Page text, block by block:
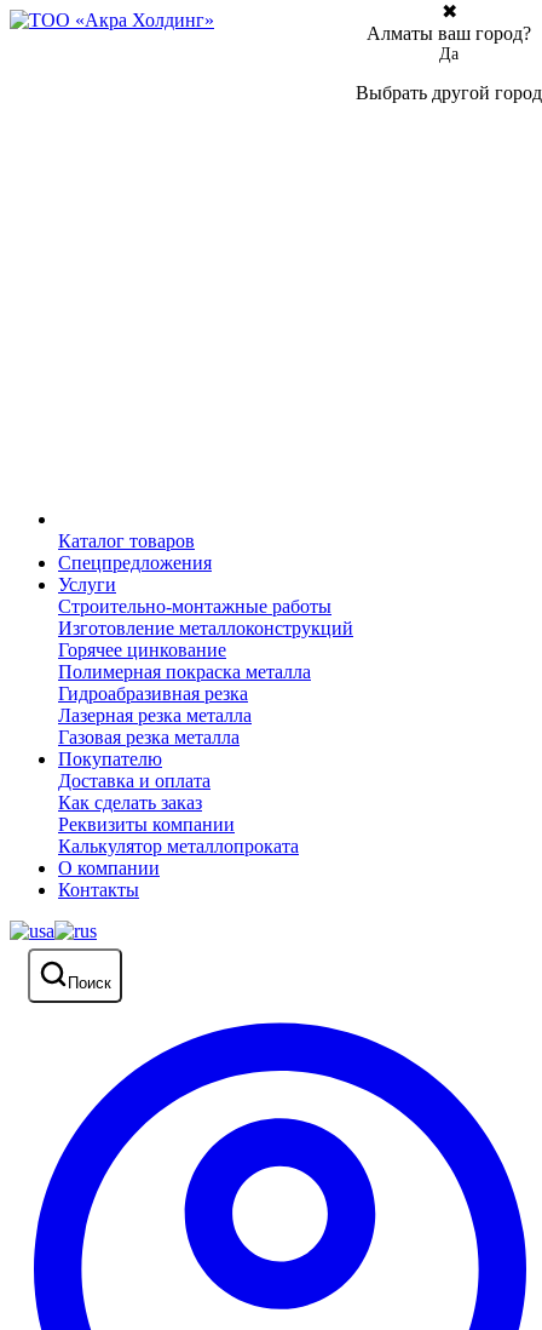
Каталог товаров
Спецпредложения
Услуги
Строительно-монтажные работы
Изготовление металлоконструкций
Горячее цинкование
Полимерная покраска металла
Гидроабразивная резка
Лазерная резка металла
Газовая резка металла
Покупателю
Доставка и оплата
Как сделать заказ
Реквизиты компании
Калькулятор металлопроката
О компании
Контакты
Поиск
✖
Алматы ваш город?
Да
Выбрать другой город